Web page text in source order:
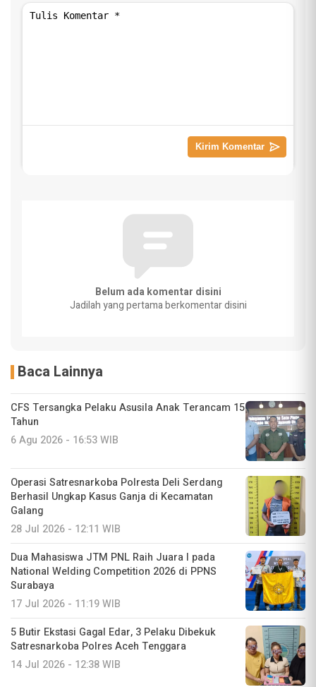
Belum ada komentar disini
Jadilah yang pertama berkomentar disini
Baca Lainnya
CFS Tersangka Pelaku Asusila Anak Terancam 15
Tahun
6 Agu 2026 - 16:53 WIB
Operasi Satresnarkoba Polresta Deli Serdang
Berhasil Ungkap Kasus Ganja di Kecamatan
Galang
28 Jul 2026 - 12:11 WIB
Dua Mahasiswa JTM PNL Raih Juara I pada
National Welding Competition 2026 di PPNS
Surabaya
17 Jul 2026 - 11:19 WIB
5 Butir Ekstasi Gagal Edar, 3 Pelaku Dibekuk
Satresnarkoba Polres Aceh Tenggara
14 Jul 2026 - 12:38 WIB